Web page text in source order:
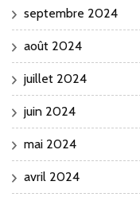
septembre 2024
août 2024
juillet 2024
juin 2024
mai 2024
avril 2024